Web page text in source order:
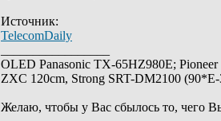
Источник:
TelecomDaily
OLED Panasonic TX-65HZ980E;
ZXC 120cm, Strong SRT-DM2100
Желаю, чтобы у Вас сбылось то, чего